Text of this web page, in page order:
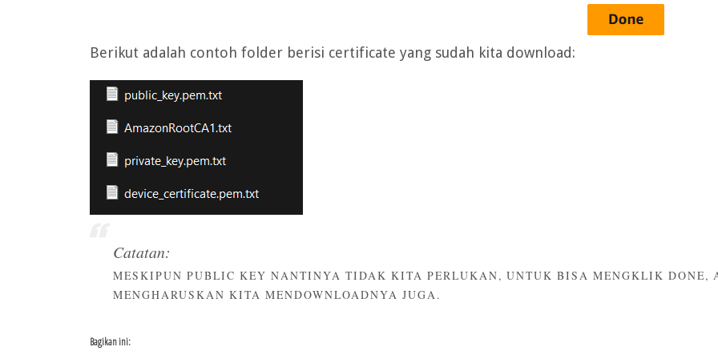
Berikut adalah contoh folder berisi certificate yang sudah kita download:
Catatan:
MESKIPUN PUBLIC KEY NANTINYA TIDAK KITA PERLUKAN, UNTUK BISA MENGKLIK DONE,
MENGHARUSKAN KITA MENDOWNLOADNYA JUGA.
Bagikan ini: